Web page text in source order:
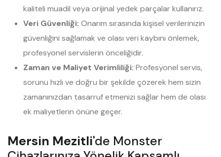
kaliteli muadil veya orijinal yedek parçalar kullanırız.
Veri Güvenliği: Onarım sırasında kişisel verilerinizin
güvenliğini sağlamak ve olası veri kaybını önlemek,
profesyonel servislerin önceliğidir.
Zaman ve Maliyet Verimliliği: Profesyonel servis,
sorunu hızlı ve doğru bir şekilde çözerek hem sizin
zamanınızdan tasarruf etmenizi sağlar hem de olası
ek maliyetlerin önüne geçer.
Mersin Mezitli'de Monster